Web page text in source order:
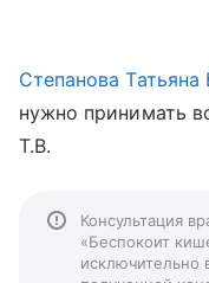
Степанова
нужно принимать
Т.В.
Консультация
«Беспокоит
исключительно